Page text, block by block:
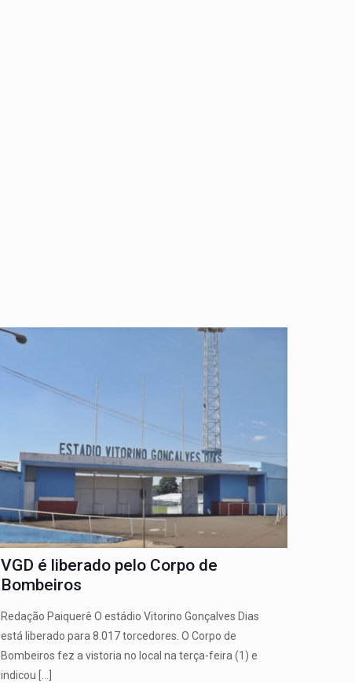
VGD é liberado pelo Corpo de
Bombeiros
Redação Paiquerê O estádio Vitorino Gonçalves Dias
está liberado para 8.017 torcedores. O Corpo de
Bombeiros fez a vistoria no local na terça-feira (1) e
indicou